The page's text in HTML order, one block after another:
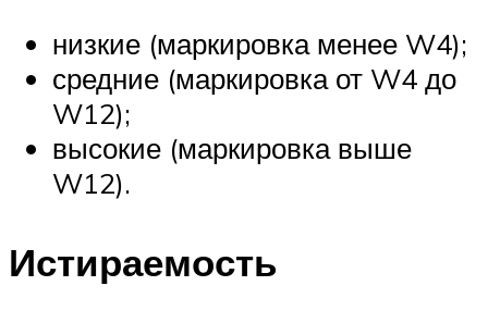
низкие (маркировка менее W4);
средние (маркировка от W4 до
W12);
высокие (маркировка выше
W12).
Истираемость